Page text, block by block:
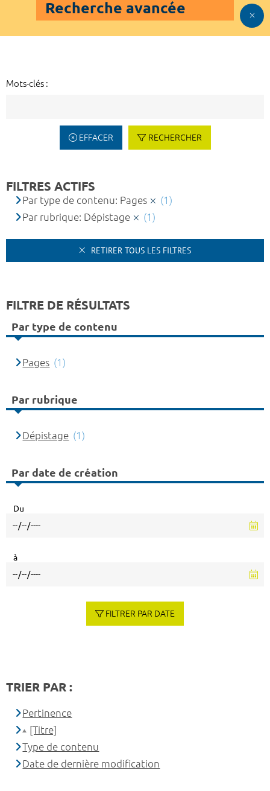
Recherche avancée
Mots-clés :
EFFACER RECHERCHER
FILTRES ACTIFS
Par type de contenu: Pages
(1)
Par rubrique: Dépistage
(1)
RETIRER TOUS LES FILTRES
FILTRE DE RÉSULTATS
Par type de contenu
Pages (1)
Par rubrique
Dépistage (1)
Par date de création
Du
à
FILTRER PAR DATE
TRIER PAR :
Pertinence
[Titre]
Type de contenu
Date de dernière modification